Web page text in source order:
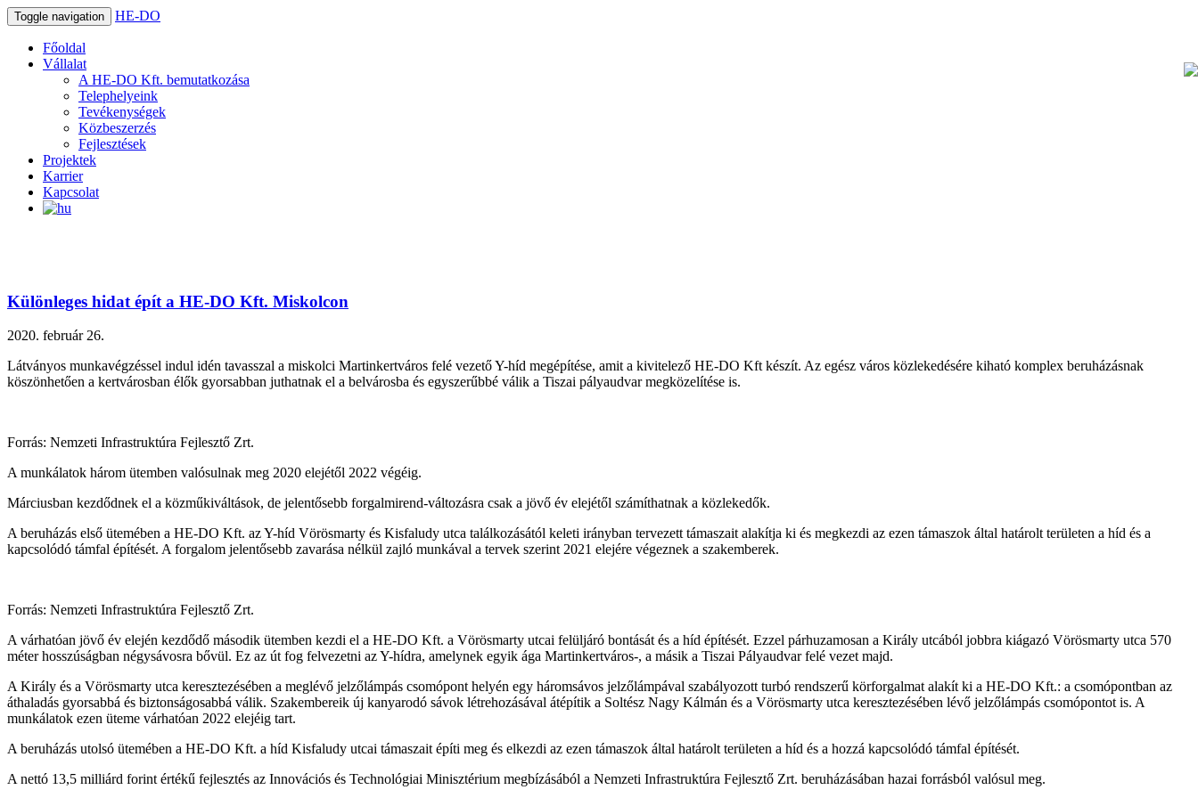
Toggle navigation HE-DO
Főoldal
Vállalat
A HE-DO Kft. bemutatkozása
Telephelyeink
Tevékenységek
Közbeszerzés
Fejlesztések
Projektek
Karrier
Kapcsolat
Különleges hidat épít a HE-DO Kft. Miskolcon
2020. február 26.
Látványos munkavégzéssel indul idén tavasszal a miskolci Martinkertváros felé vezető Y-híd megépítése, amit a kivitelező HE-DO Kft készít. Az egész város közlekedésére kiható komplex beruházásnak
köszönhetően a kertvárosban élők gyorsabban juthatnak el a belvárosba és egyszerűbbé válik a Tiszai pályaudvar megközelítése is.
Forrás: Nemzeti Infrastruktúra Fejlesztő Zrt.
A munkálatok három ütemben valósulnak meg 2020 elejétől 2022 végéig.
Márciusban kezdődnek el a közműkiváltások, de jelentősebb forgalmirend-változásra csak a jövő év elejétől számíthatnak a közlekedők.
A beruházás első ütemében a HE-DO Kft. az Y-híd Vörösmarty és Kisfaludy utca találkozásától keleti irányban tervezett támaszait alakítja ki és megkezdi az ezen támaszok által határolt területen a híd és a
kapcsolódó támfal építését. A forgalom jelentősebb zavarása nélkül zajló munkával a tervek szerint 2021 elejére végeznek a szakemberek.
Forrás: Nemzeti Infrastruktúra Fejlesztő Zrt.
A várhatóan jövő év elején kezdődő második ütemben kezdi el a HE-DO Kft. a Vörösmarty utcai felüljáró bontását és a híd építését. Ezzel párhuzamosan a Király utcából jobbra kiágazó Vörösmarty utca 570
méter hosszúságban négysávosra bővül. Ez az út fog felvezetni az Y-hídra, amelynek egyik ága Martinkertváros-, a másik a Tiszai Pályaudvar felé vezet majd.
A Király és a Vörösmarty utca keresztezésében a meglévő jelzőlámpás csomópont helyén egy háromsávos jelzőlámpával szabályozott turbó rendszerű körforgalmat alakít ki a HE-DO Kft.: a csomópontban az
áthaladás gyorsabbá és biztonságosabbá válik. Szakembereik új kanyarodó sávok létrehozásával átépítik a Soltész Nagy Kálmán és a Vörösmarty utca keresztezésében lévő jelzőlámpás csomópontot is. A
munkálatok ezen üteme várhatóan 2022 elejéig tart.
A beruházás utolsó ütemében a HE-DO Kft. a híd Kisfaludy utcai támaszait építi meg és elkezdi az ezen támaszok által határolt területen a híd és a hozzá kapcsolódó támfal építését.
A nettó 13,5 milliárd forint értékű fejlesztés az Innovációs és Technológiai Minisztérium megbízásából a Nemzeti Infrastruktúra Fejlesztő Zrt. beruházásában hazai forrásból valósul meg.